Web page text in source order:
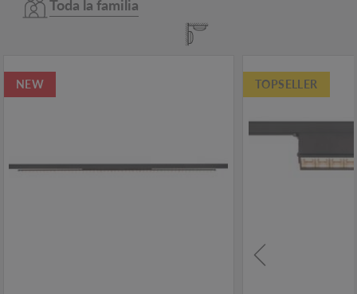
Toda la familia
NEW TOPSELLER